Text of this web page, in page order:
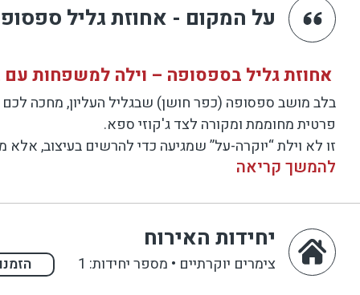
על המקום - אחוזת גליל
אחוזת גליל בספסופה – וילה למשפחות עם
בלב מושב ספסופה (כפר חושן) שבגליל העליון, מחכה לכם
פרטית מחוממת ומקורה לצד ג'קוזי ספא.
זו לא וילת “יוקרה-על” שמגיעה כדי להרשים בעיצוב,
ערך אמיתי למשפחות.
האווירה כאן מתאימה לאירוח משפחתי סולידי ושקט, בלי
להמשך קריאה
יחידות האירוח
צימרים יוקרתיים • מספר יחידות: 1